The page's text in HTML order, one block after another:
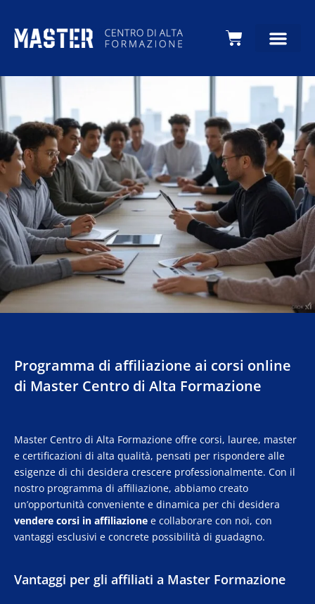
Carrello
Programma di affiliazione ai corsi online
di Master Centro di Alta Formazione
Master Centro di Alta Formazione offre corsi, lauree, master
e certificazioni di alta qualità, pensati per rispondere alle
esigenze di chi desidera crescere professionalmente. Con il
nostro programma di affiliazione, abbiamo creato
un’opportunità conveniente e dinamica per chi desidera
vendere corsi in affiliazione e collaborare con noi, con
vantaggi esclusivi e concrete possibilità di guadagno.
Vantaggi per gli affiliati a Master Formazione